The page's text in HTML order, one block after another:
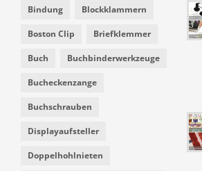
Bindung Blockklammern
Boston Clip Briefklemmer
Buch Buchbinderwerkzeuge
Bucheckenzange
Buchschrauben
Displayaufsteller
Doppelhohlnieten